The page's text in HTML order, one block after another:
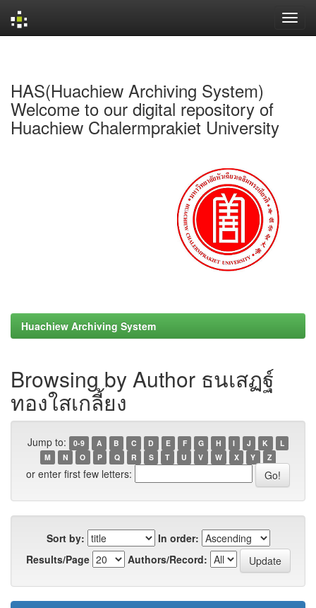
HAS(Huachiew Archiving System)
Welcome to our digital repository of
Huachiew Chalermprakiet University
Huachiew Archiving System
Browsing by Author ธนเสฏฐ์
ทองใสเกลี้ยง
Jump to: 0-9 A B C D E F G H I J K
L
M
N O P Q R S T U V W X Y Z
or enter first few letters:
Sort by:
In order:
Results/Page
Authors/Record: